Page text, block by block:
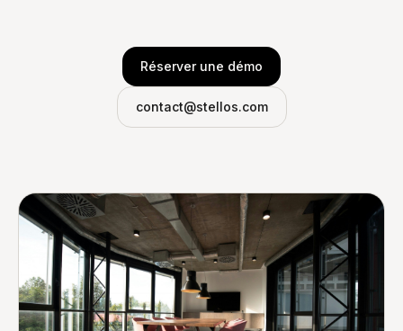
Réserver une démo
contact@stellos.com